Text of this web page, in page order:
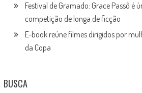
Festival de Gramado: Grace Passô é
competição de longa de ficção
E-book reúne filmes dirigidos por
da Copa
BUSCA